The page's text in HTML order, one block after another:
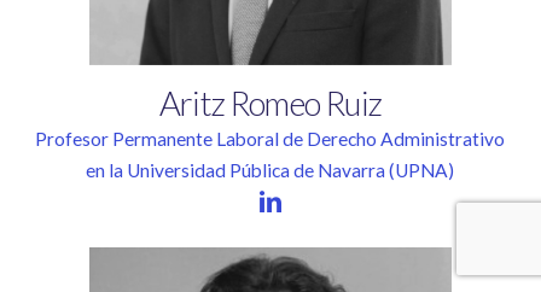
Aritz Romeo Ruiz
Profesor Permanente Laboral de Derecho Administrativo
en la Universidad Pública de Navarra (UPNA)